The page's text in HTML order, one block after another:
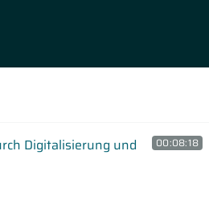
Digitalisierung und
00:08:18